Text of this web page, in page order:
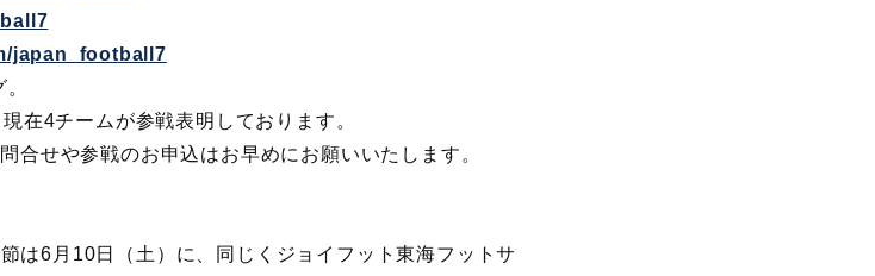
japan_football7
在4チームが参戦表明しております。
合せや参戦のお申込はお早めにお願いいたします。
は6月10日（土）に、同じくジョイフット東海フットサ